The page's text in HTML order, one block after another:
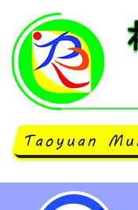
轉知全國教